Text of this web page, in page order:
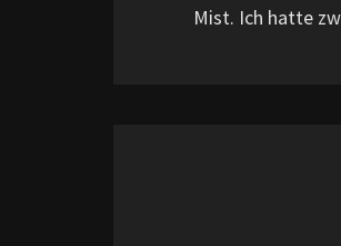
Mist. Ich hatte